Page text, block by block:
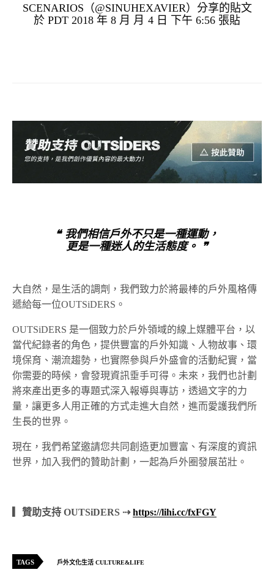
SCENARIOS（@SINUHEXAVIER）分享的貼文
於PDT 2018 年 8 月 月 4 日 下午 6:56張貼
❝ 我們相信戶外不只是一種運動，
更是一種迷人的生活態度。 ❞
大自然，是生活的調劑，我們致力於將最棒的戶外風格傳
遞給每一位OUTSiDERS。
OUTSiDERS 是一個致力於戶外領域的線上媒體平台，以
當代紀錄者的角色，提供豐富的戶外知識、人物故事、環
境保育、潮流趨勢，也實際參與戶外盛會的活動紀實，當
你需要的時候，會發現資訊垂手可得。未來，我們也計劃
將來產出更多的專題式深入報導與專訪，透過文字的力
量，讓更多人用正確的方式走進大自然，進而愛護我們所
生長的世界。
現在，我們希望邀請您共同創造更加豐富、有深度的資訊
世界，加入我們的贊助計劃，一起為戶外圈發展茁壯。
▎贊助支持 OUTSiDERS ⇢https://lihi.cc/fxFGY
TAGS 戶外文化生活 CULTURE&LIFE